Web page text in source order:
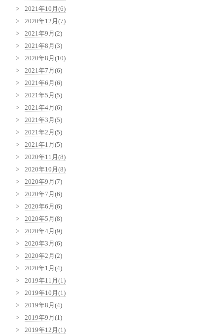
2021年10月(6)
2020年12月(7)
2021年9月(2)
2021年8月(3)
2020年8月(10)
2021年7月(6)
2021年6月(6)
2021年5月(5)
2021年4月(6)
2021年3月(5)
2021年2月(5)
2021年1月(5)
2020年11月(8)
2020年10月(8)
2020年9月(7)
2020年7月(6)
2020年6月(6)
2020年5月(8)
2020年4月(9)
2020年3月(6)
2020年2月(2)
2020年1月(4)
2019年11月(1)
2019年10月(1)
2019年8月(4)
2019年9月(1)
2019年12月(1)